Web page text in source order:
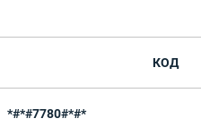
КОД
*#*#7780#*#*